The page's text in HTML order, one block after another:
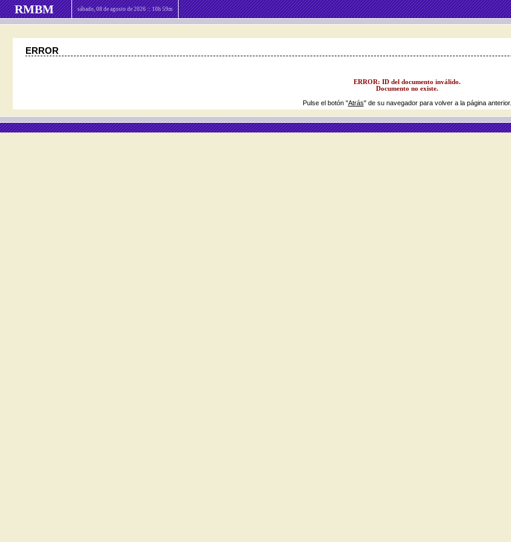
RMBM sábado, 08 de agosto de 2026 :: 10h 59m
ERROR
ERROR: ID del documento inválido.
Documento no existe.
Pulse el botón "Atrás" de su navegador para volver a la página anterior.